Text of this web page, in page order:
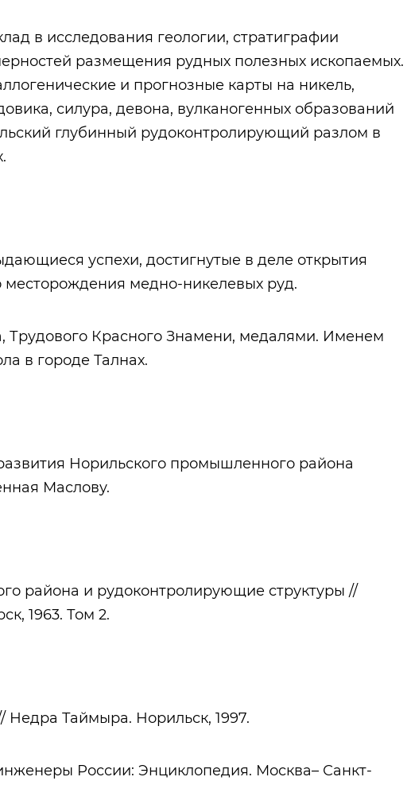
в исследования геологии, стратиграфии
размещения рудных полезных ископаемых.
и прогнозные карты на никель,
силура, девона, вулканогенных образований
глубинный рудоконтролирующий разлом в
успехи, достигнутые в деле открытия
месторождения медно-никелевых руд.
Красного Знамени, медалями. Именем
в городе Талнах.
Норильского промышленного района
Маслову.
района и рудоконтролирующие структуры //
1963. Том 2.
Недра Таймыра. Норильск, 1997.
России: Энциклопедия. Москва– Санкт-